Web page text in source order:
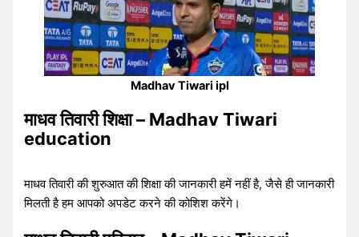
Madhav Tiwari ipl
माधव तिवारी शिक्षा – Madhav Tiwari
education
माधव तिवारी की शुरुआत की शिक्षा की जानकारी हमें नहीं है, जैसे ही जानकारी
मिलती है हम आपको अपडेट करने की कोशिश करेंगे।